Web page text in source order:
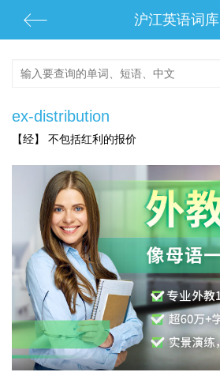
沪江英语词库
ex-distribution
【经】 不包括红利的报价